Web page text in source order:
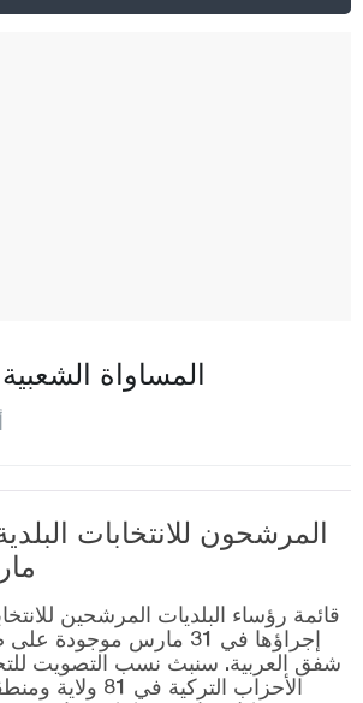
المساواة
قائمة رؤساء البلديات المرشحين
إجراؤها في 31 مارس
شفق العربية. سنبث نسب التصويت
الأحزاب التركية